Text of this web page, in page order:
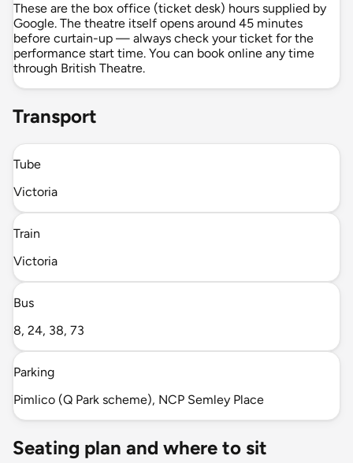
These are the box office (ticket desk) hours supplied by
Google. The theatre itself opens around 45 minutes
before curtain-up — always check your ticket for the
performance start time. You can book online any time
through British Theatre.
Transport
Tube
Victoria
Train
Victoria
Bus
8, 24, 38, 73
Parking
Pimlico (Q Park scheme), NCP Semley Place
Seating plan and where to sit